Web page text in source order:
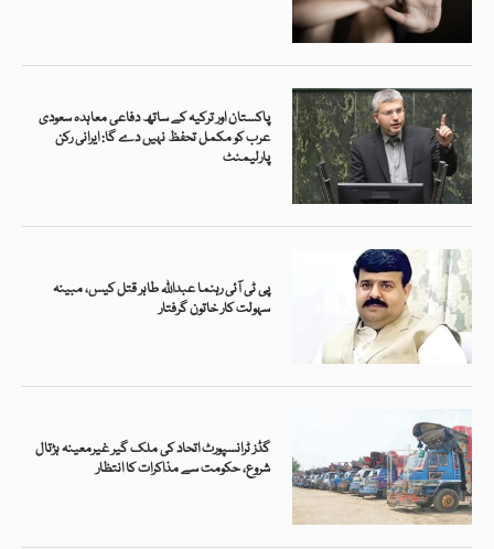
پاکستان اور ترکیہ کے ساتھ دفاعی معاہدہ سعودی
عرب کو مکمل تحفظ نہیں دے گا: ایرانی رکن
پارلیمنٹ
پی ٹی آئی رہنما عبداللہ طاہر قتل کیس، مبینہ
سہولت کار خاتون گرفتار
گڈز ٹرانسپورٹ اتحاد کی ملک گیر غیرمعینہ ہڑتال
شروع، حکومت سے مذاکرات کا انتظار